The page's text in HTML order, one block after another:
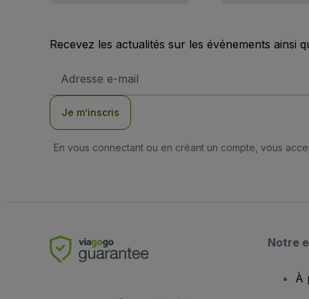
Recevez les actualités sur les événements ainsi
e-
Je m’inscris
En vous connectant ou en créant un compte, vous
Notre
À